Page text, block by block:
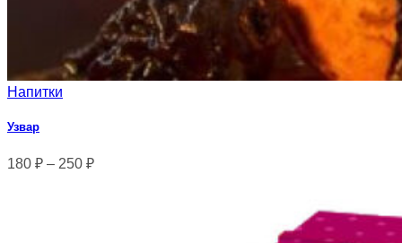
Напитки
Узвар
180 ₽ – 250 ₽